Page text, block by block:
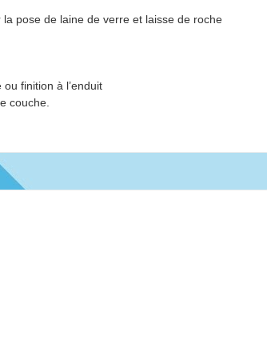
pose de laine de verre et laisse de roche
finition à l’enduit
couche.